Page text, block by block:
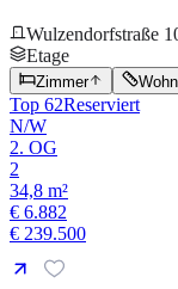
Wulzendorfstraße
Etage
Zimmer
Top 62Reserviert
N/W
2. OG
2
34,8 m²
€ 6.882
€ 239.500